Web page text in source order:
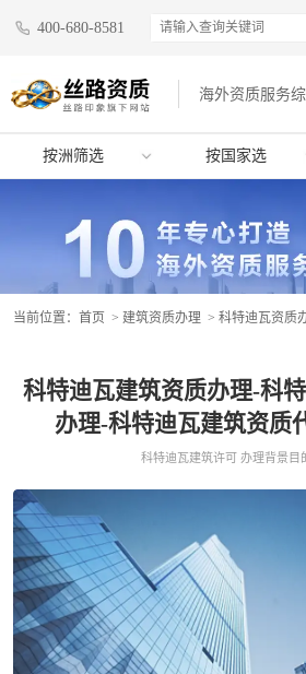
400-680-8581
海外资质服务
按洲筛选 按国家选
当前位置： 首页 > 建筑资质办理 > 科特迪瓦资质
科特迪瓦建筑资质办理-科
办理-科特迪瓦建筑资质
科特迪瓦建筑许可 办理背景目